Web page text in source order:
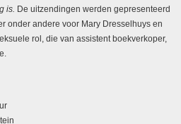
is. De uitzendingen werden gepresenteerd
onder andere voor Mary Dresselhuys en
rol, die van assistent boekverkoper,